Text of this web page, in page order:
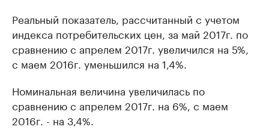
Реальный показатель, рассчитанный с учетом
индекса потребительских цен, за май 2017г. по
сравнению с апрелем 2017г. увеличился на 5%,
с маем 2016г. уменьшился на 1,4%.
Номинальная величина увеличилась по
сравнению с апрелем 2017г. на 6%, с маем
2016г. - на 3,4%.